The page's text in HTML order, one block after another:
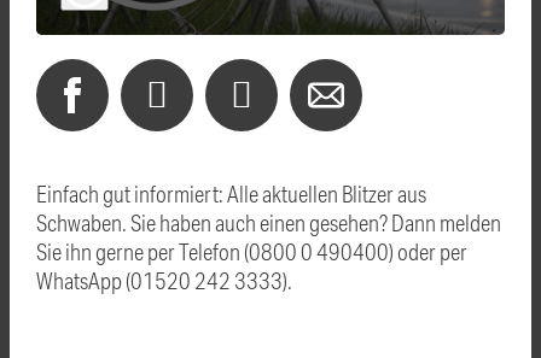
Einfach gut informiert: Alle aktuellen Blitzer aus
Schwaben. Sie haben auch einen gesehen? Dann melden
Sie ihn gerne per Telefon (0800 0 490400) oder per
WhatsApp (01520 242 3333).